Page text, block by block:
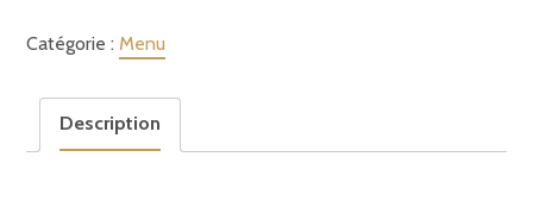
Terroir
Catégorie : Menu
Description